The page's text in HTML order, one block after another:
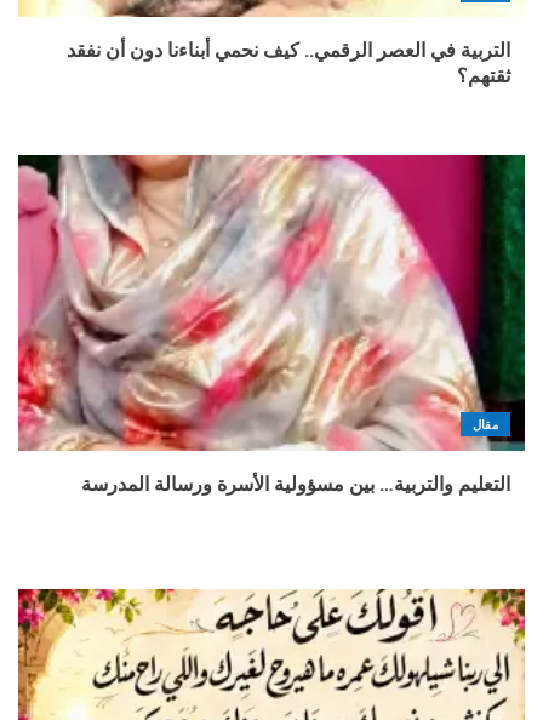
التربية في العصر الرقمي.. كيف نحمي أبناءنا دون أن نفقد
ثقتهم؟
مقال
التعليم والتربية… بين مسؤولية الأسرة ورسالة المدرسة